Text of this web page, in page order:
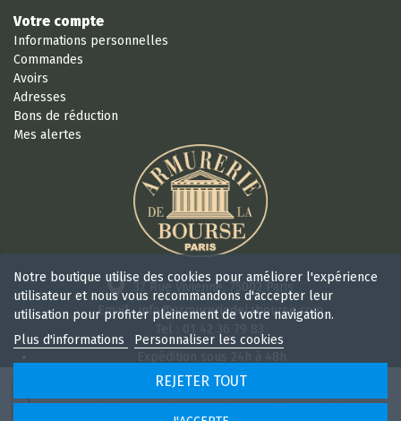
AJOUTER AU PANIER
Votre compte
Informations personnelles
Commandes
Avoirs
Adresses
Bons de réduction
Mes alertes
37 Rue Vivienne, 75002 Paris
Email : info@armureriedelabourse.com
Retour sous 15 jours
Notre boutique utilise des cookies pour améliorer l'expérience
utilisateur et nous vous recommandons d'accepter leur
utilisation pour profiter pleinement de votre navigation.
Plus d'informations
Personnaliser les cookies
REJETER TOUT